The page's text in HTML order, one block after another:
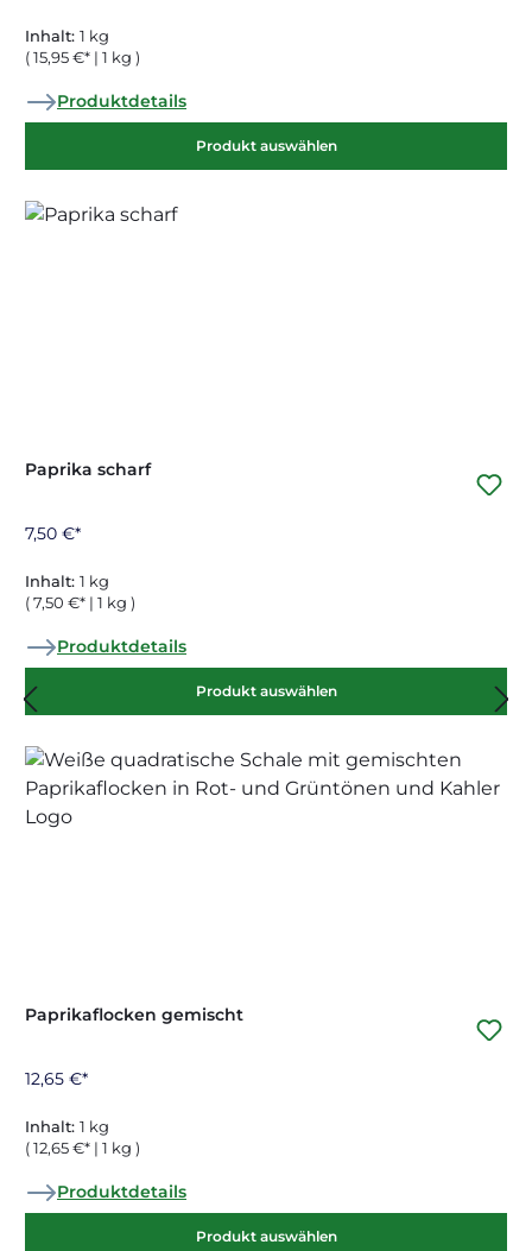
Inhalt: 1 kg
( 15,95 €* | 1 kg )
Produktdetails
Produkt auswählen
Paprika scharf
7,50 €*
Inhalt: 1 kg
( 7,50 €* | 1 kg )
Produktdetails
Produkt auswählen
Paprikaflocken gemischt
12,65 €*
Inhalt: 1 kg
( 12,65 €* | 1 kg )
Produktdetails
Produkt auswählen